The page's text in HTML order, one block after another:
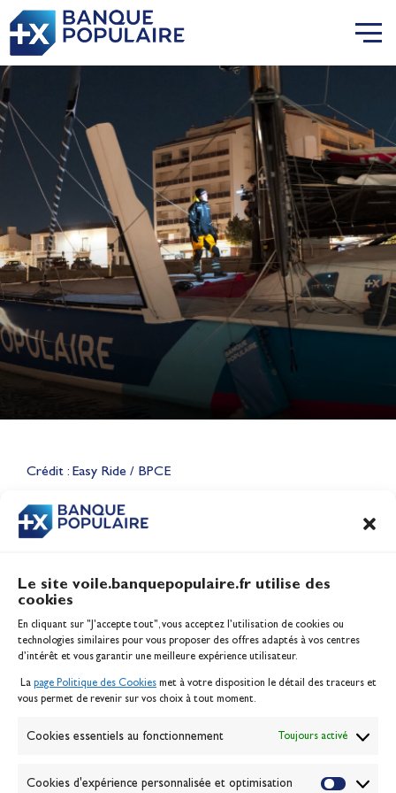
Le site voile.banquepopulaire.fr utilise des
cookies
En cliquant sur "J'accepte tout", vous acceptez l’utilisation de cookies ou
technologies similaires pour vous proposer des offres adaptés à vos centres
d’intérêt et vous garantir une meilleure expérience utilisateur.
La page Politique des Cookies met à votre disposition le détail des traceurs et
vous permet de revenir sur vos choix à tout moment.
Cookies essentiels au fonctionnement Toujours activé
Cookies d'expérience personnalisée et optimisation
Crédit : Easy Ride / BPCE
CONTENU
Lauriane Nolot en or à Long
Jeux Olympiques 2028
Inscription serveur média
Contact
Politique des cookies
Banque de la voile
Passion Voile TV